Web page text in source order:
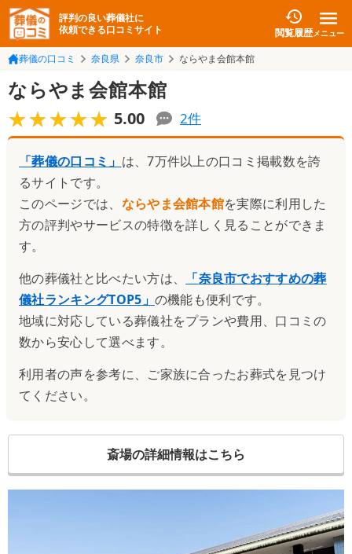
評判の良い葬儀社に
依頼できる口コミサイト
閲覧履歴メニュー
葬儀の口コミ 奈良県 奈良市 ならやま会館本館
ならやま会館本館
★★★★★
★★★★★ 5.00 2件
「葬儀の口コミ」 は、7万件以上の口コミ掲載数を誇
るサイトです。
このページでは、 ならやま会館本館を実際に利用した
方の評判やサービスの特徴を詳しく見ることができま
す。
他の葬儀社と比べたい方は、
「奈良市でおすすめの葬
儀社ランキングTOP5 」 の機能も便利です。
地域に対応している葬儀社をプランや費用、口コミの
数から安心して選べます。
利用者の声を参考に、ご家族に合ったお葬式を見つけ
てください。
斎場の詳細情報はこちら